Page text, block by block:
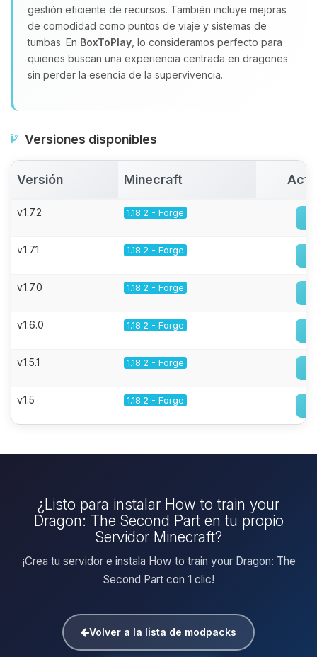
gestión eficiente de recursos. También incluye mejoras
de comodidad como puntos de viaje y sistemas de
tumbas. En BoxToPlay , lo consideramos perfecto para
quienes buscan una experiencia centrada en dragones
sin perder la esencia de la supervivencia.
Versiones disponibles
Versión Minecraft
v.1.7.2 1.18.2 - Forge
v.1.7.1 1.18.2 - Forge
v.1.7.0 1.18.2 - Forge
v.1.6.0 1.18.2 - Forge
v.1.5.1 1.18.2 - Forge
v.1.5 1.18.2 - Forge
¿Listo para instalar How to train your
Dragon: The Second Part en tu propio
Servidor Minecraft?
¡Crea tu servidor e instala How to train your Dragon: The
Second Part con 1 clic!
Volver a la lista de modpacks